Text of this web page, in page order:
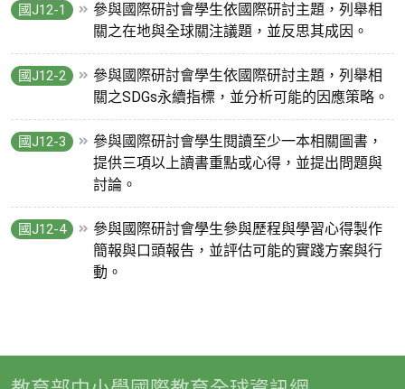
國J12-1
參與國際研討會學生依國際研討主題，列舉相
關之在地與全球關注議題，並反思其成因。
國J12-2
參與國際研討會學生依國際研討主題，列舉相
關之SDGs永續指標，並分析可能的因應策略。
國J12-3
參與國際研討會學生閱讀至少一本相關圖書，
提供三項以上讀書重點或心得，並提出問題與
討論。
國J12-4
參與國際研討會學生參與歷程與學習心得製作
簡報與口頭報告，並評估可能的實踐方案與行
動。